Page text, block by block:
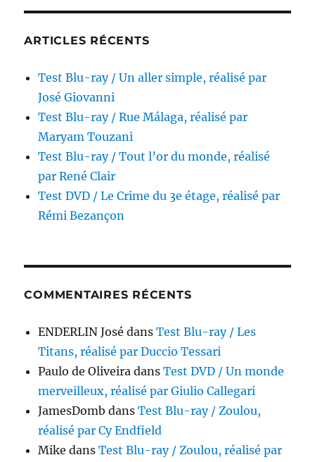
ARTICLES RÉCENTS
Test Blu-ray / Un aller simple, réalisé par
José Giovanni
Test Blu-ray / Rue Málaga, réalisé par
Maryam Touzani
Test Blu-ray / Tout l’or du monde, réalisé
par René Clair
Test DVD / Le Crime du 3e étage, réalisé par
Rémi Bezançon
COMMENTAIRES RÉCENTS
ENDERLIN José dansTest Blu-ray / Les
Titans, réalisé par Duccio Tessari
Paulo de Oliveira dansTest DVD / Un monde
merveilleux, réalisé par Giulio Callegari
JamesDomb dansTest Blu-ray / Zoulou,
réalisé par Cy Endfield
Mike dansTest Blu-ray / Zoulou, réalisé par